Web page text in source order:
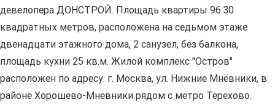
девелопера ДОНСТРОЙ. Площадь квартиры 96.30
квадратных метров, расположена на седьмом этаже
двенадцати этажного дома, 2 санузел, без балкона,
площадь кухни 25 кв.м. Жилой комплекс "Остров"
расположен по адресу: г. Москва, ул. Нижние Мнёвники, в
районе Хорошево-Мневники рядом с метро Терехово.